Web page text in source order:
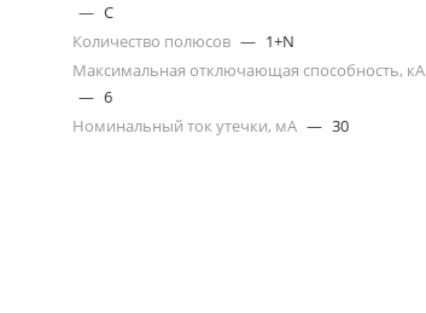
— C
Количество полюсов — 1+N
Максимальная отключающая способность, кА
— 6
Номинальный ток утечки, мА — 30